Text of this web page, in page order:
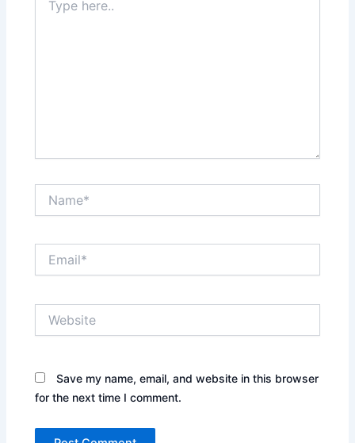
here..
Save my name, email, and website in this browser
for the next time I comment.